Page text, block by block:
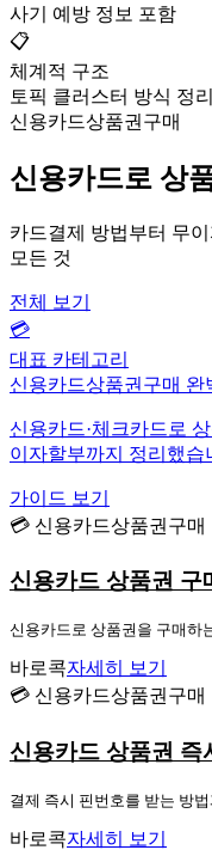
사기 예방 정보 포함
📋
체계적 구조
토픽 클러스터 방식 정리
신용카드상품권구매
신용카드로 상
카드결제 방법부터 무
모든 것
전체 보기
💳
대표 카테고리
신용카드상품권구매 완
신용카드·체크카드로
이자할부까지 정리했습
가이드 보기
💳 신용카드상품권구매
신용카드 상품권 구
신용카드로 상품권을 구매하
바로콕자세히 보기
💳 신용카드상품권구매
신용카드 상품권 즉
결제 즉시 핀번호를 받는 방
바로콕자세히 보기